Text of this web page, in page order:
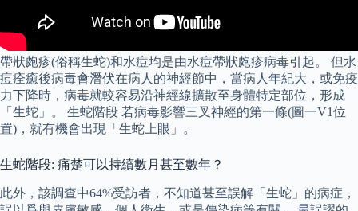
帶狀皰疹(俗稱生蛇)和水痘均是由水痘帶狀皰疹病毒引起。 但水
痘痊癒後病毒會潛伏在病人的神經節中，當病人年紀大，或免疫
力下降時，病毒就較容易沿神經線擴散至身體特定部位，形成
「生蛇」。 生蛇階段 若病毒影響三叉神經的第一條(圖一V1位
置)，就有機會出現「生蛇上眼」。
生蛇階段: 痛楚可以持續數月甚至數年？
此外，該調查中64%受訪者，不知道甚至誤解「生蛇」的病症，